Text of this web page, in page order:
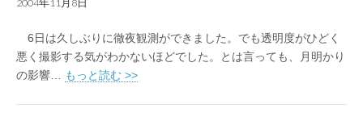
2004年11月8日
6日は久しぶりに徹夜観測ができました。でも透明度がひどく
悪く撮影する気がわかないほどでした。とは言っても、月明かり
の影響…
もっと読む >>